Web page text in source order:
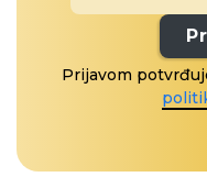
Prijavom